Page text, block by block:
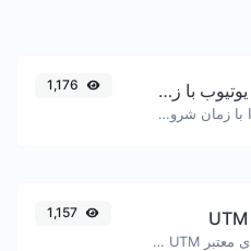
تولیدکننده لینک یوتیوب با زمان‌بندی دقیق
لینک‌های یوتیوب را با زمان شروع دقیق تولید کنید، مفید برای کاربران موبایل.
به راحتی پارامترهای معتبر UTM را اضافه کرده و یک لینک قابل پیگیری UTM تولید کنید.